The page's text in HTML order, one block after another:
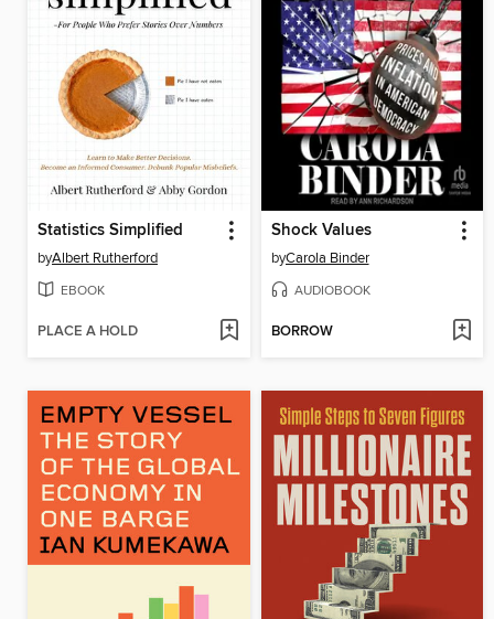
Statistics Simplified
byAlbert Rutherford
EBOOK
PLACE A HOLD
Shock Values
byCarola Binder
AUDIOBOOK
BORROW